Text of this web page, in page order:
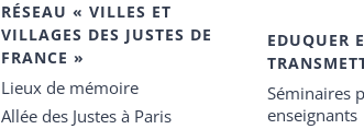
RÉSEAU « VILLES ET
VILLAGES DES JUSTES DE
FRANCE »
Lieux de mémoire
Allée des Justes à Paris
EDUQUER
Séminaires
enseignants